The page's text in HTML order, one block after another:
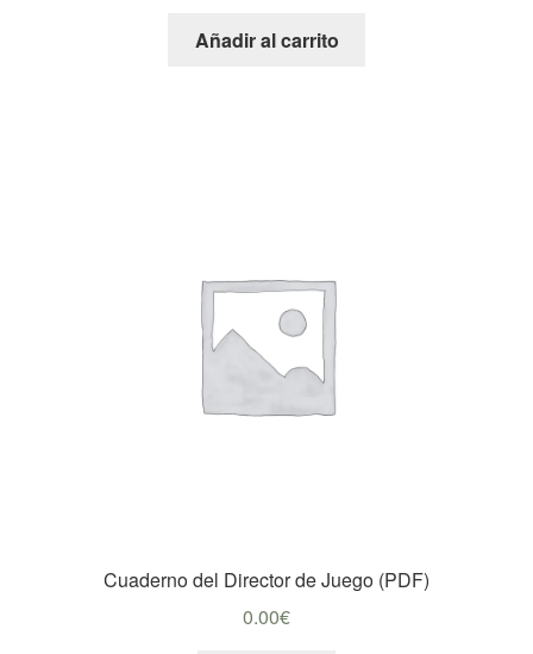
Añadir al carrito
Cuaderno del Director de Juego (PDF)
0.00€